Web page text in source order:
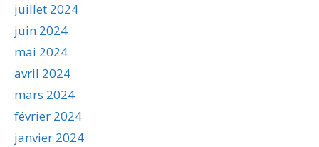
juillet 2024
juin 2024
mai 2024
avril 2024
mars 2024
février 2024
janvier 2024